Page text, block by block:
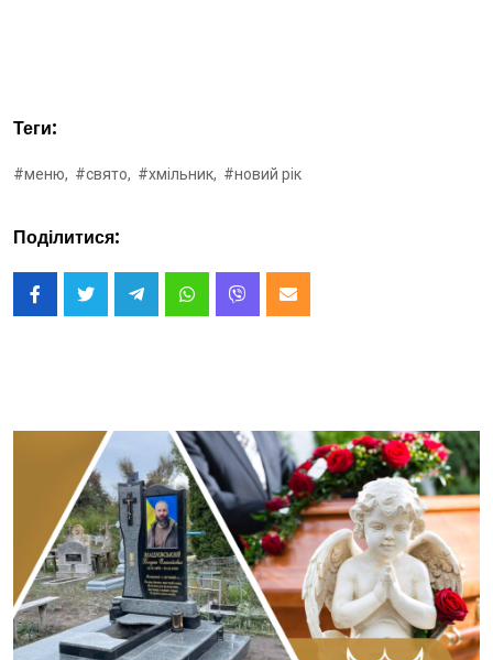
Теги:
#меню, #свято, #хмільник, #новий рік
Поділитися: